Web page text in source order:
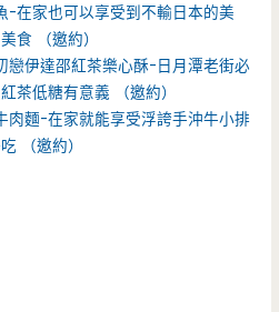
-在家也可以享受到不輸日本的美
食 （邀約）
戀伊達邵紅茶樂心酥-日月潭老街必
茶低糖有意義 （邀約）
肉麵-在家就能享受浮誇手沖牛小排
（邀約）